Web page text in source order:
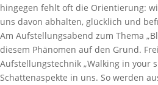
hingegen fehlt oft die Orientierung:
uns davon abhalten, glücklich und
Am Aufstellungsabend zum Thema
diesem Phänomen auf den Grund.
Aufstellungstechnik „Walking in your
Schattenaspekte in uns. So werden